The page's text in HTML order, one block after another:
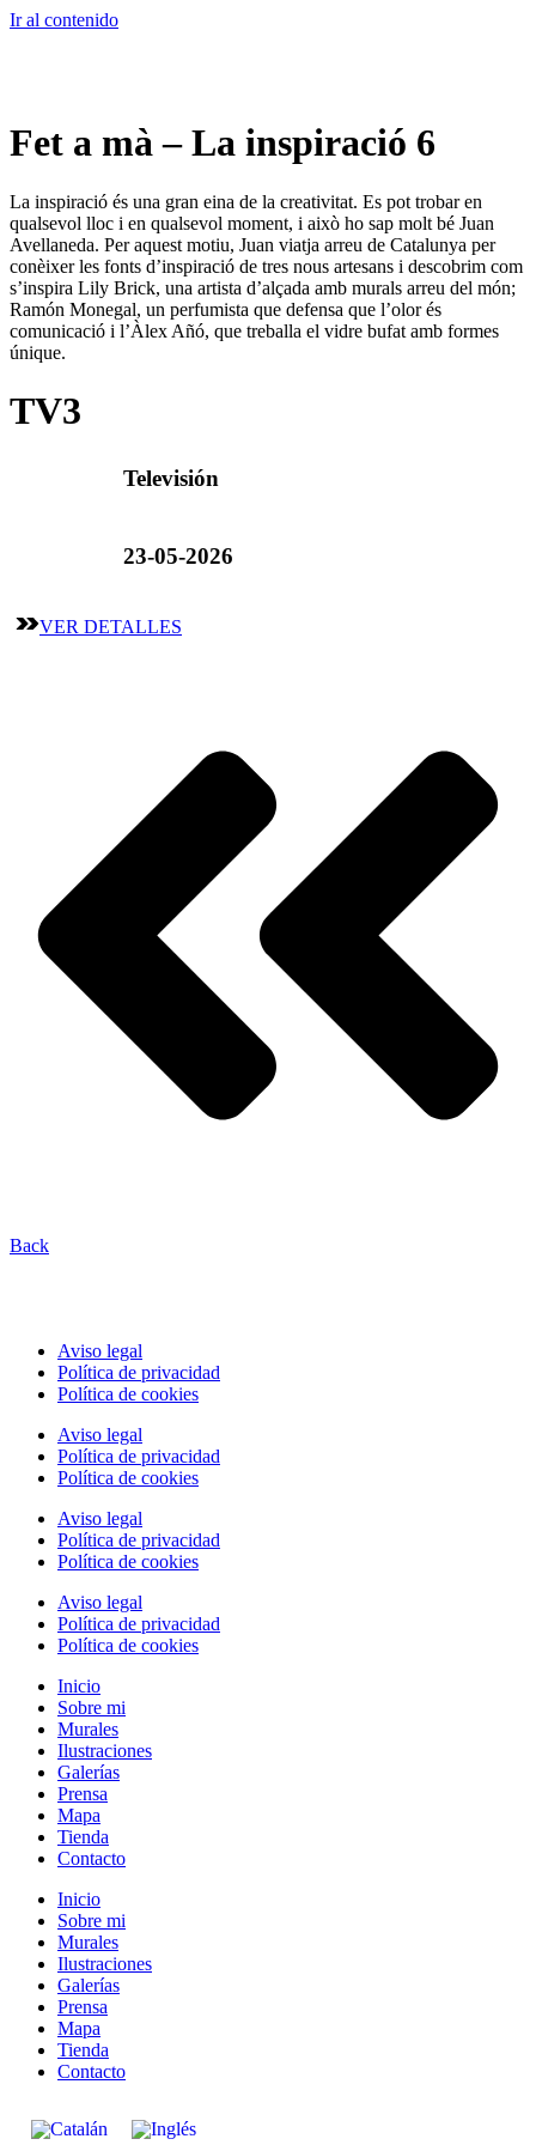
Ir al contenido
Fet a mà – La inspiració 6
La inspiració és una gran eina de la creativitat. Es pot trobar en
qualsevol lloc i en qualsevol moment, i això ho sap molt bé Juan
Avellaneda. Per aquest motiu, Juan viatja arreu de Catalunya per
conèixer les fonts d’inspiració de tres nous artesans i descobrim com
s’inspira Lily Brick, una artista d’alçada amb murals arreu del món;
Ramón Monegal, un perfumista que defensa que l’olor és
comunicació i l’Àlex Añó, que treballa el vidre bufat amb formes
únique.
TV3
Televisión
23-05-2026
VER DETALLES
Back
Aviso legal
Política de privacidad
Política de cookies
Aviso legal
Política de privacidad
Política de cookies
Aviso legal
Política de privacidad
Política de cookies
Aviso legal
Política de privacidad
Política de cookies
Inicio
Sobre mi
Murales
Ilustraciones
Galerías
Prensa
Mapa
Tienda
Contacto
Inicio
Sobre mi
Murales
Ilustraciones
Galerías
Prensa
Mapa
Tienda
Contacto